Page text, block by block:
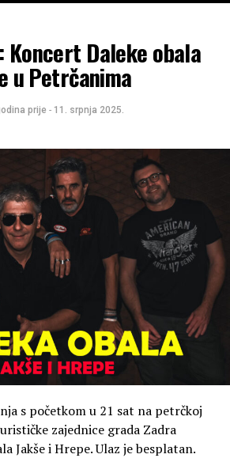
Koncert Daleke obala
u Petrčanima
prije - 11. srpnja 2025.
s početkom u 21 sat na petrčkoj
zajednice grada Zadra
Jakše i Hrepe. Ulaz je besplatan.